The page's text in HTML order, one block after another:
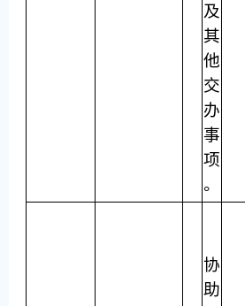
及
其
他
交
办
事
项
。
协
助